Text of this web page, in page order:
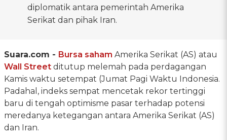
diplomatik antara pemerintah Amerika
Serikat dan pihak Iran.
Suara.com - Bursa saham Amerika Serikat (AS) atau
Wall Street ditutup melemah pada perdagangan
Kamis waktu setempat (Jumat Pagi Waktu Indonesia.
Padahal, indeks sempat mencetak rekor tertinggi
baru di tengah optimisme pasar terhadap potensi
meredanya ketegangan antara Amerika Serikat (AS)
dan Iran.